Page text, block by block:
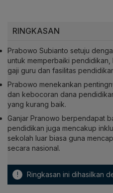
RINGKASAN
Prabowo Subianto setuju
untuk memperbaiki pendidikan,
gaji guru dan fasilitas
Prabowo menekankan
dan kebocoran dana
yang kurang baik.
Ganjar Pranowo berpendapat
pendidikan juga mencakup
sekolah luar biasa guna
secara nasional.
! Ringkasan ini dihasilkan